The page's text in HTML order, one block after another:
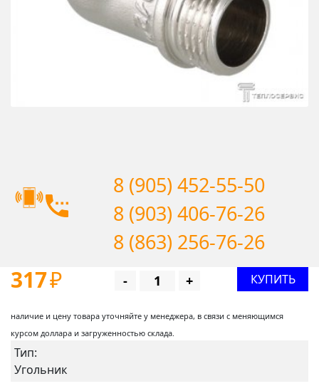
8 (905) 452-55-50
8 (903) 406-76-26
8 (863) 256-76-26
317₽ - + КУПИТЬ
наличие и цену товара уточняйте у менеджера, в связи с меняющимся
курсом доллара и загруженностью склада.
Тип:
Угольник